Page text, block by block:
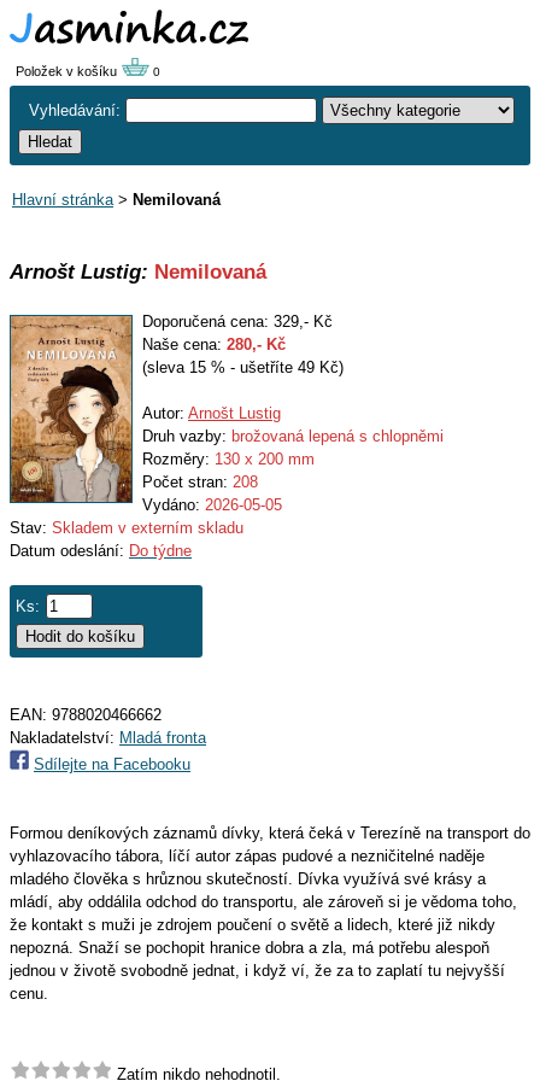
Položek v košíku 0
Vyhledávání:
Hlavní stránka> Nemilovaná
Arnošt Lustig: Nemilovaná
Doporučená cena: 329,- Kč
Naše cena: 280,- Kč
(sleva 15 % - ušetříte 49 Kč)
Autor: Arnošt Lustig
Druh vazby: brožovaná lepená s chlopněmi
Rozměry: 130 x 200 mm
Počet stran: 208
Vydáno: 2026-05-05
Stav: Skladem v externím skladu
Datum odeslání: Do týdne
Ks:
EAN: 9788020466662
Nakladatelství: Mladá fronta
Sdílejte na Facebooku
Formou deníkových záznamů dívky, která čeká v Terezíně na transport do
vyhlazovacího tábora, líčí autor zápas pudové a nezničitelné naděje
mladého člověka s hrůznou skutečností. Dívka využívá své krásy a
mládí, aby oddálila odchod do transportu, ale zároveň si je vědoma toho,
že kontakt s muži je zdrojem poučení o světě a lidech, které již nikdy
nepozná. Snaží se pochopit hranice dobra a zla, má potřebu alespoň
jednou v životě svobodně jednat, i když ví, že za to zaplatí tu nejvyšší
cenu.
Zatím nikdo nehodnotil.